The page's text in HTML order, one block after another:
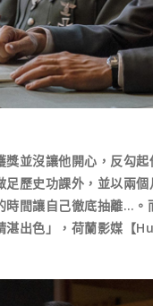
獎並沒讓他開心，反勾
足歷史功課外，並以兩
時間讓自己徹底抽離…
湛出色」，荷蘭影媒【